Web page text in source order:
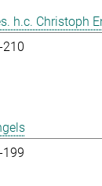
h.c. Christoph
210
199